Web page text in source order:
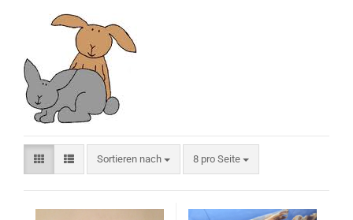
Sortieren nach 8 pro Seite